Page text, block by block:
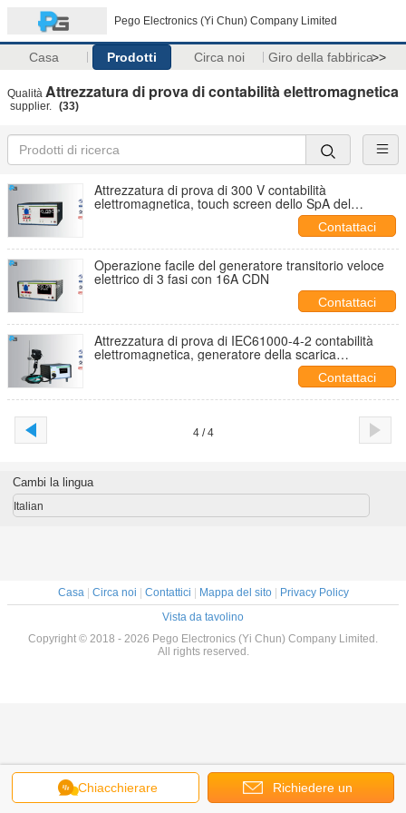
Pego Electronics (Yi Chun) Company Limited
Casa Prodotti Circa noi Giro della fabbrica>>
Qualità Attrezzatura di prova di contabilità elettromagnetica
supplier. (33)
Attrezzatura di prova di 300 V contabilità
elettromagnetica, touch screen dello SpA del
Contattaci
Operazione facile del generatore transitorio veloce
elettrico di 3 fasi con 16A CDN
Contattaci
Attrezzatura di prova di IEC61000-4-2 contabilità
elettromagnetica, generatore della scarica
Contattaci
4 / 4
Chiacchierare Richiedere un
Cambi la lingua
Italian
Casa| Circa noi Contattici Mappa del sito|
Privacy Policy
Vista da tavolino
Copyright © 2018 - 2026 Pego Electronics (Yi Chun) Company Limited.
All rights reserved.